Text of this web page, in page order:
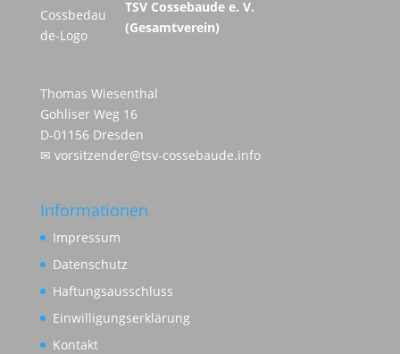
TSV Cossebaude e. V.
(Gesamtverein)
Thomas Wiesenthal
Gohliser Weg 16
D-01156 Dresden
✉ vorsitzender@tsv-cossebaude.info
Informationen
Impressum
Datenschutz
Haftungsausschluss
Einwilligungserklärung
Kontakt